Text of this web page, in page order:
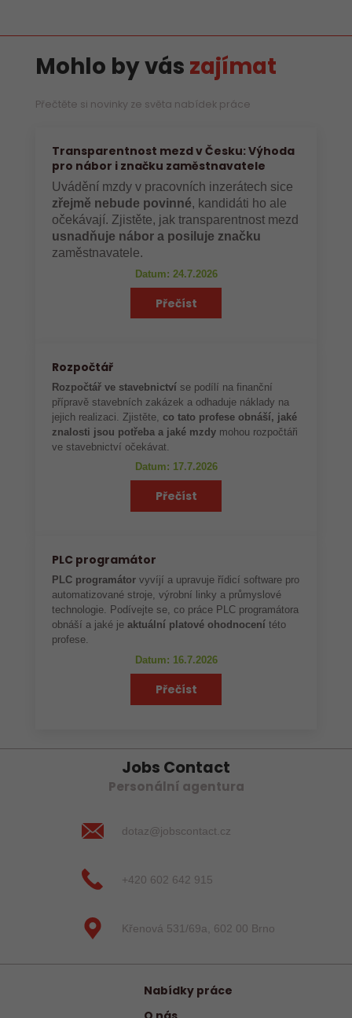
Mohlo by vás zajímat
Přečtěte si novinky ze světa nabídek práce
Transparentnost mezd v Česku: Výhoda
pro nábor i značku zaměstnavatele
Uvádění mzdy v pracovních inzerátech sice
zřejmě nebude povinné, kandidáti ho ale
očekávají. Zjistěte, jak transparentnost mezd
usnadňuje nábor a posiluje značku
zaměstnavatele.
Datum: 24.7.2026
Přečíst
Rozpočtář
Rozpočtář ve stavebnictví se podílí na finanční
přípravě stavebních zakázek a odhaduje náklady na
jejich realizaci. Zjistěte,co tato profese obnáší, jaké
znalosti jsou potřeba a jaké mzdy mohou rozpočtáři
ve stavebnictví očekávat.
Datum: 17.7.2026
Přečíst
PLC programátor
PLC programátor vyvíjí a upravuje řídicí software pro
automatizované stroje, výrobní linky a průmyslové
technologie. Podívejte se, co práce PLC programátora
obnáší a jaké je aktuální platové ohodnocení této
profese.
Datum: 16.7.2026
Přečíst
Jobs Contact
Personální agentura
dotaz@jobscontact.cz
+420 602 642 915
Křenová 531/69a, 602 00 Brno
Nabídky práce